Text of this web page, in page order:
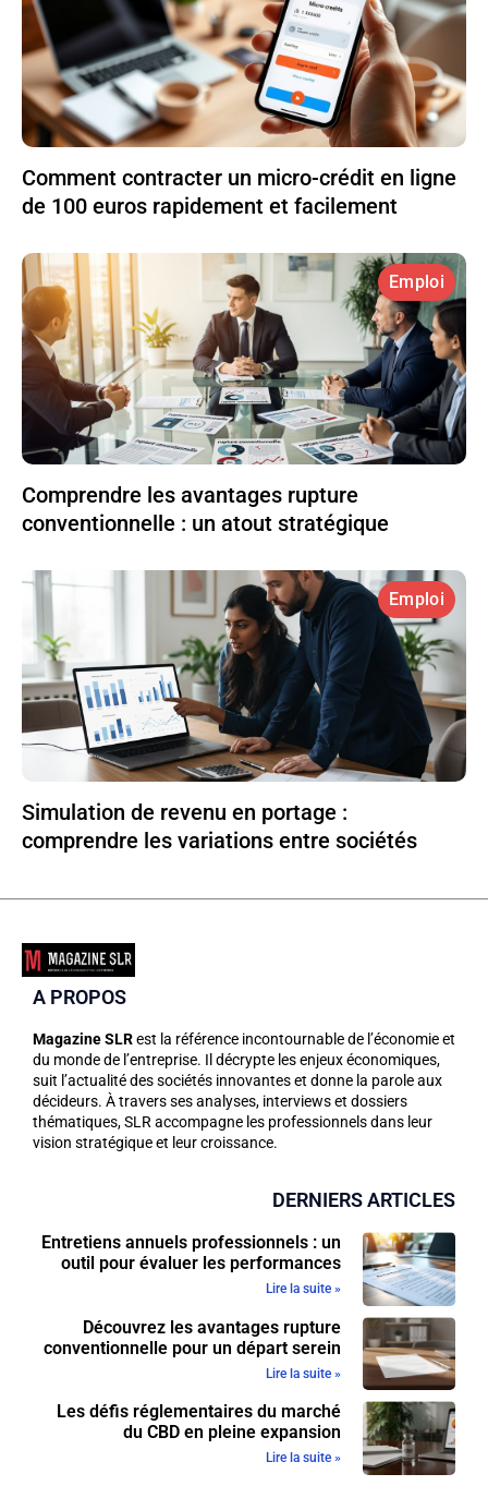
Comment contracter un micro-crédit en ligne
de 100 euros rapidement et facilement
Emploi
Comprendre les avantages rupture
conventionnelle : un atout stratégique
Emploi
Simulation de revenu en portage :
comprendre les variations entre sociétés
A PROPOS
Magazine SLRest la référence incontournable de l’économie et
du monde de l’entreprise. Il décrypte les enjeux économiques,
suit l’actualité des sociétés innovantes et donne la parole aux
décideurs. À travers ses analyses, interviews et dossiers
thématiques, SLR accompagne les professionnels dans leur
vision stratégique et leur croissance.
DERNIERS ARTICLES
Entretiens annuels professionnels : un
outil pour évaluer les performances
Lire la suite »
Découvrez les avantages rupture
conventionnelle pour un départ serein
Lire la suite »
Les défis réglementaires du marché
du CBD en pleine expansion
Lire la suite »